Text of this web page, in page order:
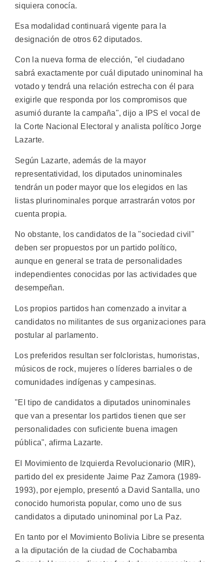
siquiera conocía.
Esa modalidad continuará vigente para la
designación de otros 62 diputados.
Con la nueva forma de elección, "el ciudadano
sabrá exactamente por cuál diputado uninominal ha
votado y tendrá una relación estrecha con él para
exigirle que responda por los compromisos que
asumió durante la campaña", dijo a IPS el vocal de
la Corte Nacional Electoral y analista político Jorge
Lazarte.
Según Lazarte, además de la mayor
representatividad, los diputados uninominales
tendrán un poder mayor que los elegidos en las
listas plurinominales porque arrastrarán votos por
cuenta propia.
No obstante, los candidatos de la "sociedad civil"
deben ser propuestos por un partido político,
aunque en general se trata de personalidades
independientes conocidas por las actividades que
desempeñan.
Los propios partidos han comenzado a invitar a
candidatos no militantes de sus organizaciones para
postular al parlamento.
Los preferidos resultan ser folcloristas, humoristas,
músicos de rock, mujeres o líderes barriales o de
comunidades indígenas y campesinas.
"El tipo de candidatos a diputados uninominales
que van a presentar los partidos tienen que ser
personalidades con suficiente buena imagen
pública", afirma Lazarte.
El Movimiento de Izquierda Revolucionario (MIR),
partido del ex presidente Jaime Paz Zamora (1989-
1993), por ejemplo, presentó a David Santalla, uno
conocido humorista popular, como uno de sus
candidatos a diputado uninominal por La Paz.
En tanto por el Movimiento Bolivia Libre se presenta
a la diputación de la ciudad de Cochabamba